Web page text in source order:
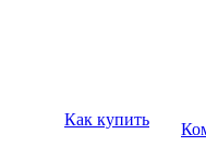
Как купить